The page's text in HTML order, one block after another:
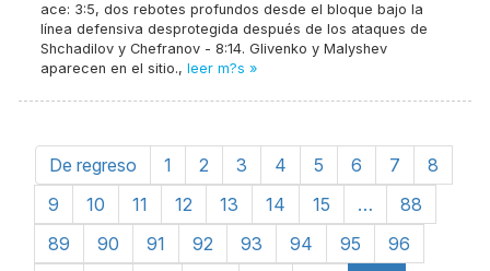
ace: 3:5, dos rebotes profundos desde el bloque bajo la
línea defensiva desprotegida después de los ataques de
Shchadilov y Chefranov - 8:14. Glivenko y Malyshev
aparecen en el sitio., leer m?s »
De regreso 1 2 3 4 5 6 7
8
9
10 11 12 13 14 15 …
88
89
90 91 92 93 94 95
96